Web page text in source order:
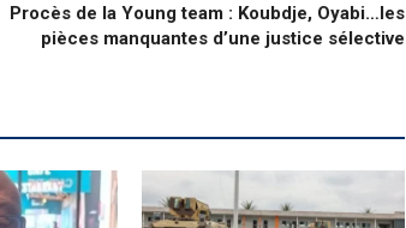
Procès de la Young team : Koubdje, Oyabi…les
pièces manquantes d’une justice sélective